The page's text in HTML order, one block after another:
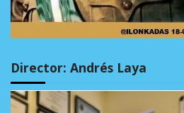
Director: Andrés Laya